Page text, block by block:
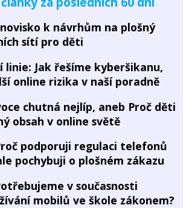
k návrhům na plošný
sítí pro děti
linie: Jak řešíme kyberšikanu,
online rizika v naší poradně
chutná nejlíp, aneb Proč děti
obsah v online světě
podporuji regulaci telefonů
pochybuji o plošném zákazu
v současnosti
mobilů ve škole zákonem?